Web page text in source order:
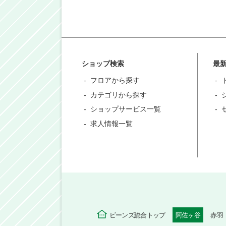
ショップ検索
フロアから探す
カテゴリから探す
ショップサービス一覧
求人情報一覧
最
ビーンズ総合トップ 阿佐ヶ谷 赤羽